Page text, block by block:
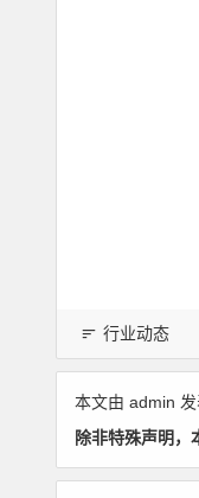
行业动态
本文由 admin
除非特殊声明，